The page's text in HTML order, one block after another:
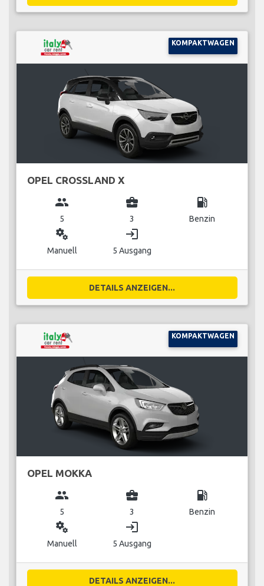
KOMPAKTWAGEN
OPEL CROSSLAND X
group
5
business_center
3
local_gas_station
Benzin
miscellaneous_services
Manuell
login
5 Ausgang
DETAILS ANZEIGEN...
KOMPAKTWAGEN
OPEL MOKKA
group
5
business_center
3
local_gas_station
Benzin
miscellaneous_services
Manuell
login
5 Ausgang
DETAILS ANZEIGEN...